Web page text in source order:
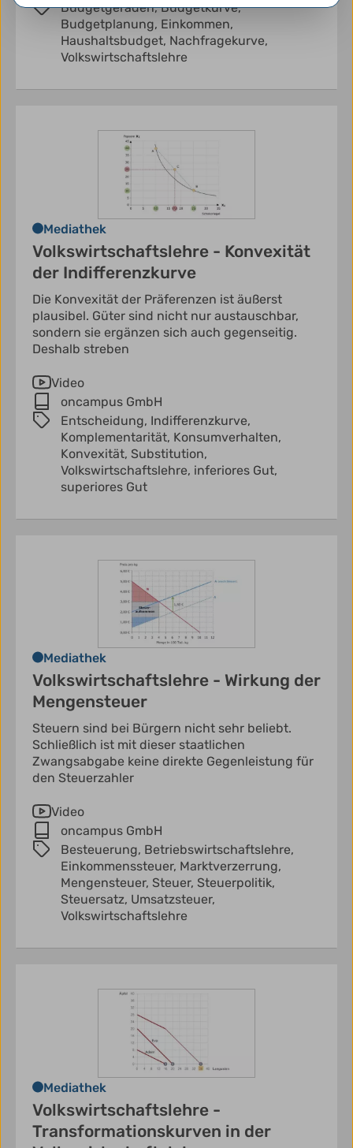
Budgetgeraden,Budgetkurve,
Budgetplanung, Einkommen,
Haushaltsbudget, Nachfragekurve,
Volkswirtschaftslehre
Mediathek
Volkswirtschaftslehre - Konvexität
der Indifferenzkurve
Die Konvexität der Präferenzen ist äußerst
plausibel. Güter sind nicht nur austauschbar,
sondern sie ergänzen sich auch gegenseitig.
Deshalb streben
Video
oncampus GmbH
Entscheidung, Indifferenzkurve,
Komplementarität, Konsumverhalten,
Konvexität, Substitution,
Volkswirtschaftslehre, inferiores Gut,
superiores Gut
Mediathek
Volkswirtschaftslehre - Wirkung der
Mengensteuer
Steuern sind bei Bürgern nicht sehr beliebt.
Schließlich ist mit dieser staatlichen
Zwangsabgabe keine direkte Gegenleistung für
den Steuerzahler
Video
oncampus GmbH
Besteuerung, Betriebswirtschaftslehre,
Einkommenssteuer, Marktverzerrung,
Mengensteuer, Steuer, Steuerpolitik,
Steuersatz, Umsatzsteuer,
Volkswirtschaftslehre
Mediathek
Volkswirtschaftslehre -
Transformationskurven in der